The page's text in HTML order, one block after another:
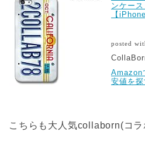
ンケー
【
posted
Amazon
安値を探
こちらも大人気collaborn(コラ